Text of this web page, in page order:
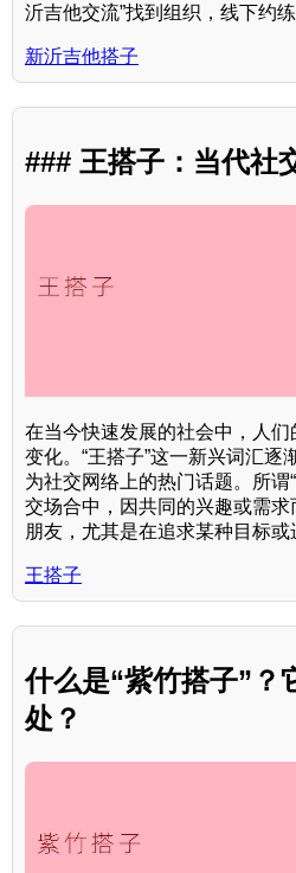
沂吉他交流”找到组织，线下约
新沂吉他搭子
### 王搭子：当代社
在当今快速发展的社会中，人
变化。“王搭子”这一新兴词汇逐
为社交网络上的热门话题。所谓
交场合中，因共同的兴趣或需
朋友，尤其是在追求某种目标或
王搭子
什么是“紫竹搭子”？
处？